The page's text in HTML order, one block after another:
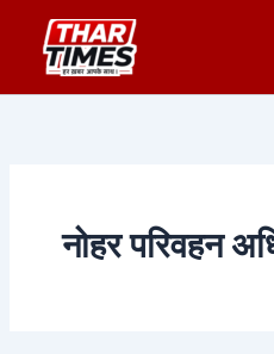
content
नोहर परिवहन